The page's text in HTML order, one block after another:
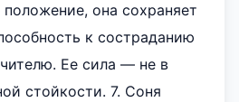
она сохраняет
к состраданию
Ее сила — не в
стойкости. 7. Соня